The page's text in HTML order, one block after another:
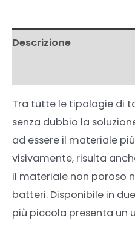
Descrizione
Tra tutte le tipologie di
senza dubbio la
ad essere il materiale
visivamente, risulta
il materiale non poroso
batteri. Disponibile in
più piccola presenta un